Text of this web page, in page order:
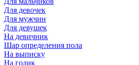
Для девочек
Для мужчин
Для девушек
На девичник
Шар определения пола
На выписку
На годик